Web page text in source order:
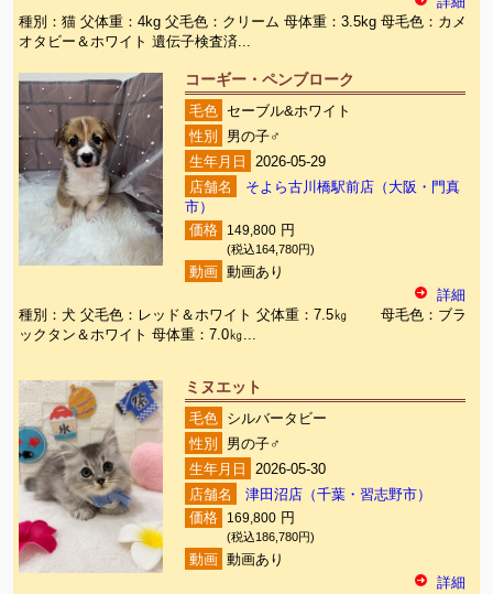
種別：猫 父体重：4kg 父毛色：クリーム 母体重：3.5kg 母毛色：カメ
オタビー＆ホワイト 遺伝子検査済...
コーギー・ペンブローク
毛色
セーブル&ホワイト
性別
男の子♂
生年月日
2026-05-29
店舗名
そよら古川橋駅前店（大阪・門真
市）
価格
149,800 円
(税込164,780円)
動画
動画あり
詳細
種別：犬 父毛色：レッド＆ホワイト 父体重：7.5㎏ 母毛色：ブラ
ックタン＆ホワイト 母体重：7.0㎏...
ミヌエット
毛色
シルバータビー
性別
男の子♂
生年月日
2026-05-30
店舗名
津田沼店（千葉・習志野市）
価格
169,800 円
(税込186,780円)
動画
動画あり
詳細